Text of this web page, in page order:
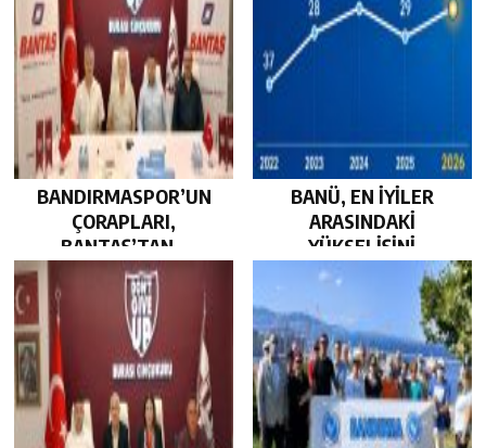
BANDIRMASPOR’UN
ÇORAPLARI,
BANTAŞ’TAN…
BANÜ, EN İYİLER
ARASINDAKİ
YÜKSELİŞİNİ
SÜRDÜRDÜ…